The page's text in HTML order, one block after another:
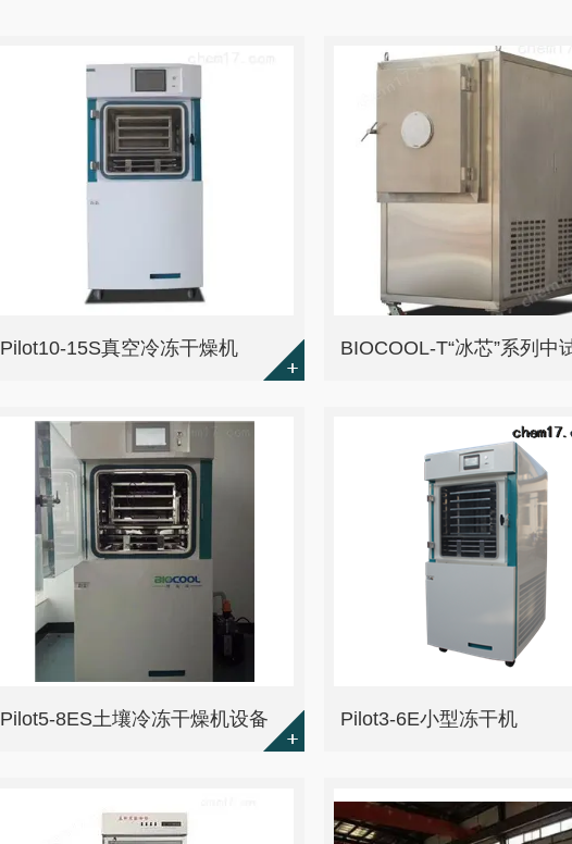
Pilot10-15S真空冷冻干燥机
Pilot5-8ES土壤冷冻干燥机设备 Pilot3-6E小型冻干机